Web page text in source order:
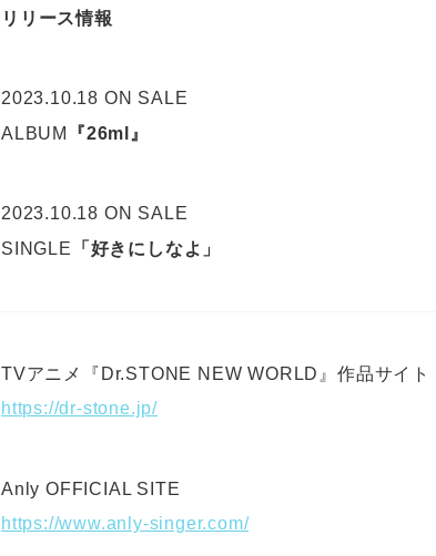
リリース情報
2023.10.18 ON SALE
ALBUM
『26ml』
2023.10.18 ON SALE
SINGLE
「好きにしなよ」
TVアニメ『Dr.STONE NEW WORLD』作品サイト
https://dr-stone.jp/
Anly OFFICIAL SITE
https://www.anly-singer.com/